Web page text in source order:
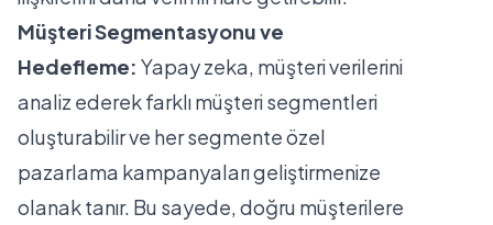
Müşteri Segmentasyonu ve
Hedefleme: Yapay zeka, müşteri verilerini
analiz ederek farklı müşteri segmentleri
oluşturabilir ve her segmente özel
pazarlama kampanyaları geliştirmenize
olanak tanır. Bu sayede, doğru müşterilere